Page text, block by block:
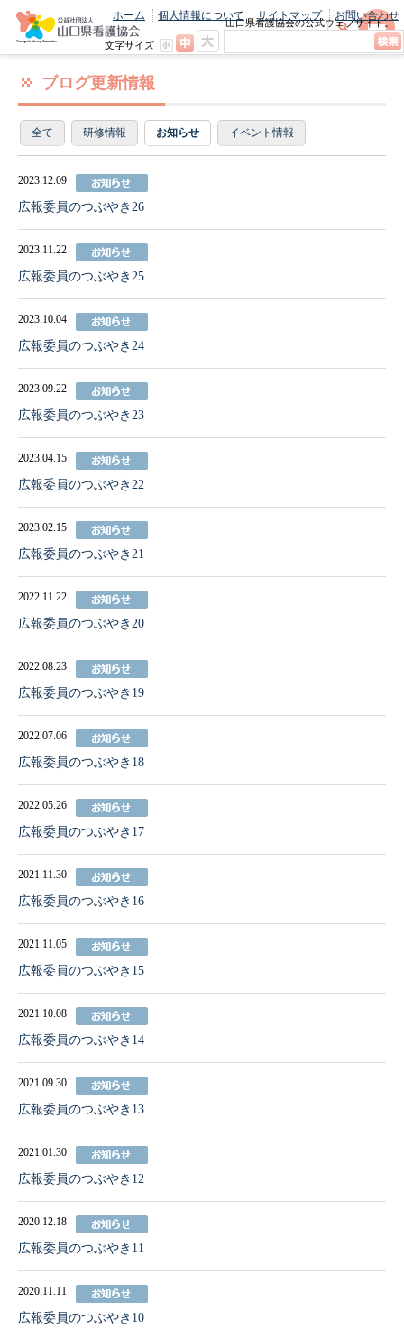
山口県看護協会の公式ウェブサイト。
最新のニュースやお知らせをいち早くお
ホーム 個人情報について サイトマップ お問い合わせ
文字サイズ
ブログ更新情報
全て 研修情報 お知らせ イベント情報
2023.12.09
広報委員のつぶやき26
2023.11.22
広報委員のつぶやき25
2023.10.04
広報委員のつぶやき24
2023.09.22
広報委員のつぶやき23
2023.04.15
広報委員のつぶやき22
2023.02.15
広報委員のつぶやき21
2022.11.22
広報委員のつぶやき20
2022.08.23
広報委員のつぶやき19
2022.07.06
広報委員のつぶやき18
2022.05.26
広報委員のつぶやき17
2021.11.30
広報委員のつぶやき16
2021.11.05
広報委員のつぶやき15
2021.10.08
広報委員のつぶやき14
2021.09.30
広報委員のつぶやき13
2021.01.30
広報委員のつぶやき12
2020.12.18
広報委員のつぶやき11
2020.11.11
広報委員のつぶやき10